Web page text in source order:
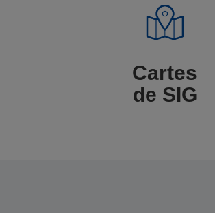
Cartes
de SIG